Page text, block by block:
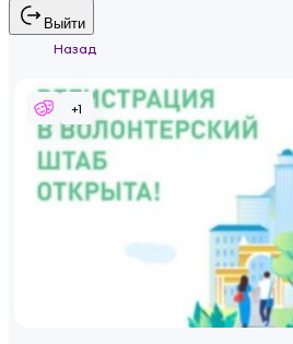
Выйти
Назад
+1